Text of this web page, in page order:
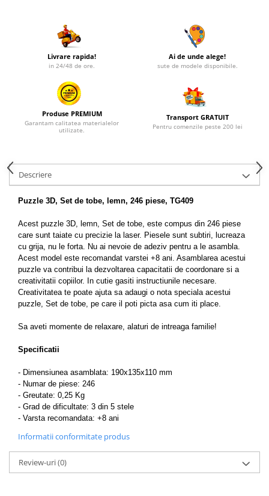
Livrare rapida!
in 24/48 de ore.
Ai de unde alege!
sute de modele disponibile.
Produse PREMIUM
Garantam calitatea materialelor
utilizate.
Transport GRATUIT
Pentru comenzile peste 200 lei
Descriere
Puzzle 3D, Set de tobe, lemn, 246 piese, TG409
Acest puzzle 3D, lemn, Set de tobe, este compus din 246 piese
care sunt taiate cu precizie la laser. Piesele sunt subtiri, lucreaza
cu grija, nu le forta. Nu ai nevoie de adeziv pentru a le asambla.
Acest model este recomandat varstei +8 ani. Asamblarea acestui
puzzle va contribui la dezvoltarea capacitatii de coordonare si a
creativitatii copiilor. In cutie gasiti instructiunile necesare.
Creativitatea te poate ajuta sa adaugi o nota speciala acestui
puzzle, Set de tobe, pe care il poti picta asa cum iti place.
Sa aveti momente de relaxare, alaturi de intreaga familie!
Specificatii
- Dimensiunea asamblata: 190x135x110 mm
- Numar de piese: 246
- Greutate: 0,25 Kg
- Grad de dificultate: 3 din 5 stele
- Varsta recomandata: +8 ani
Informatii conformitate produs
Review-uri(0)